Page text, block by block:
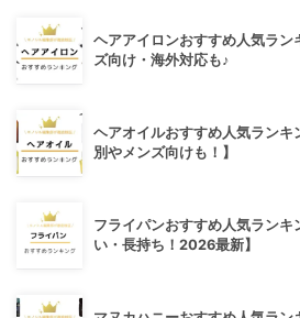
ヘアアイロンおすすめ人気ラ
ズ向け・海外対応も♪
ヘアオイルおすすめ人気ラン
別やメンズ向けも！】
フライパンおすすめ人気ラン
い・長持ち！2026最新】